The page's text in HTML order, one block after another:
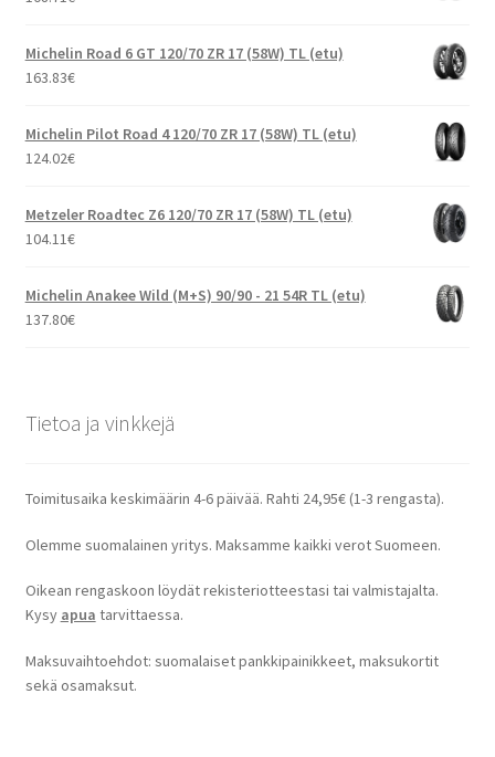
Michelin Road 6 GT 120/70 ZR 17 (58W) TL (etu)
163.83€
Michelin Pilot Road 4 120/70 ZR 17 (58W) TL (etu)
124.02€
Metzeler Roadtec Z6 120/70 ZR 17 (58W) TL (etu)
104.11€
Michelin Anakee Wild (M+S) 90/90 - 21 54R TL (etu)
137.80€
Tietoa ja vinkkejä
Toimitusaika keskimäärin 4-6 päivää. Rahti 24,95€ (1-3 rengasta).
Olemme suomalainen yritys. Maksamme kaikki verot Suomeen.
Oikean rengaskoon löydät rekisteriotteestasi tai valmistajalta.
Kysy apua tarvittaessa.
Maksuvaihtoehdot: suomalaiset pankkipainikkeet, maksukortit
sekä osamaksut.